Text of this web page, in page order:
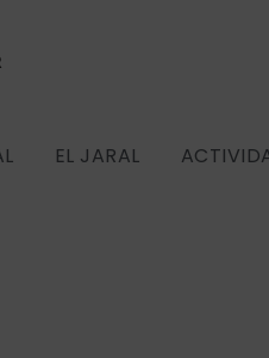
EL JARAL